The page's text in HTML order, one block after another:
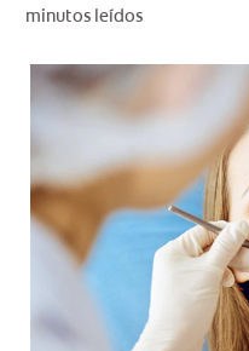
minutos leídos